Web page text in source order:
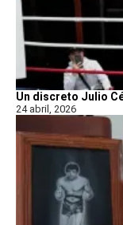
Un discreto Julio
24 abril, 2026